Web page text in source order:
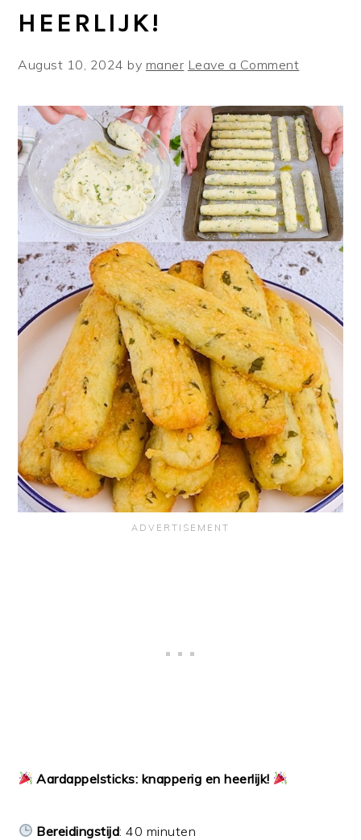
HEERLIJK!
August 10, 2024 by maner Leave a Comment
Aardappelsticks: knapperig en heerlijk!
Bereidingstijd: 40 minuten